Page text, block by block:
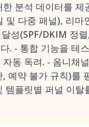
한 분석 데이터를 제
및 다중 패널), 리마
성(SPF/DKIM 정
. - 통합 기능을 테
자동 독려. - 옴니채
, 예약 불가 규칙)를
템플릿별 퍼널 이